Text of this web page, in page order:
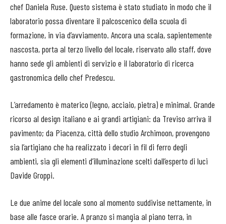
chef Daniela Ruse. Questo sistema è stato studiato in modo che il
laboratorio possa diventare il palcoscenico della scuola di
formazione, in via d’avviamento. Ancora una scala, sapientemente
nascosta, porta al terzo livello del locale, riservato allo staff, dove
hanno sede gli ambienti di servizio e il laboratorio di ricerca
gastronomica dello chef Predescu.
L’arredamento è materico (legno, acciaio, pietra) e minimal. Grande
ricorso al design italiano e ai grandi artigiani: da Treviso arriva il
pavimento; da Piacenza, città dello studio Archimoon, provengono
sia l’artigiano che ha realizzato i decori in fil di ferro degli
ambienti, sia gli elementi d’illuminazione scelti dall’esperto di luci
Davide Groppi.
Le due anime del locale sono al momento suddivise nettamente, in
base alle fasce orarie. A pranzo si mangia al piano terra, in